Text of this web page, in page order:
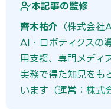
本記事の監修
齊木祐介 （株式会社
AI・ロボティクスの
用支援、専門メディ
実務で得た知見をも
います（運営： 株式